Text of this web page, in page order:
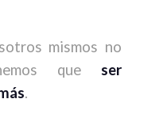
mismos no
que ser
.